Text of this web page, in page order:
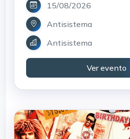
15/08/2026
Antisistema
Antisistema
Ver evento